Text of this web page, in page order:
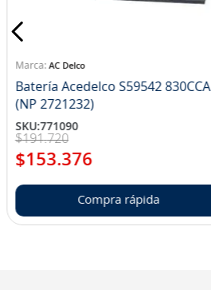
AC Delco
Batería Acedelco S59542 830CCA
(NP 2721232)
SKU:771090
$191.720
$153.376
Compra rápida